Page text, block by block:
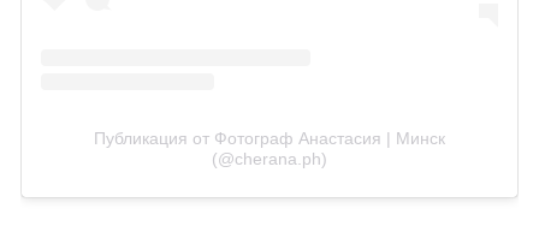
Публикация от Фотограф Анастасия | Минск
(@cherana.ph)